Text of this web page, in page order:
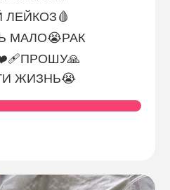
МАЛО😭РАК
ЖИЗНЬ😭